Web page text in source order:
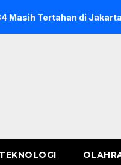
di Jakarta Balita 4
TEKNOLOGI